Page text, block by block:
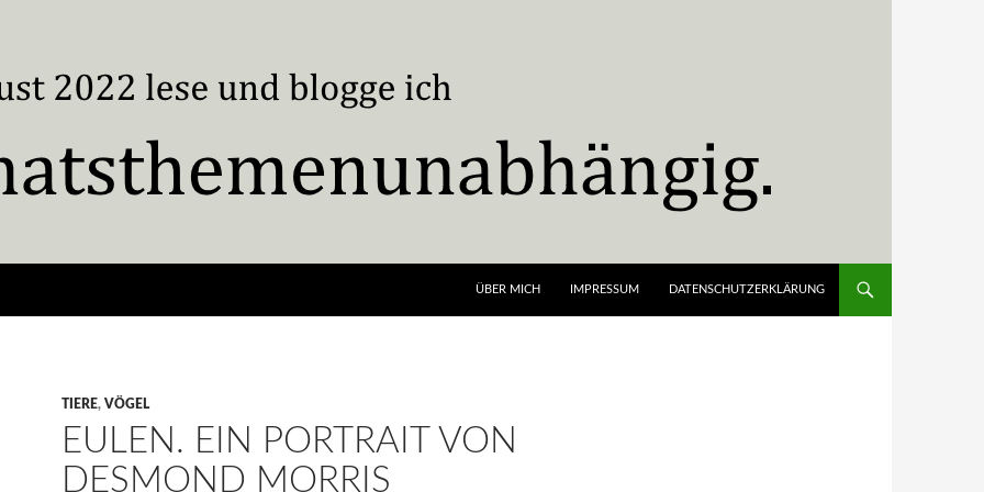
ÜBER MICH IMPRESSUM DATENSCHUTZERKLÄRUNG
TIERE, VÖGEL
EULEN. EIN PORTRAIT VON
DESMOND MORRIS